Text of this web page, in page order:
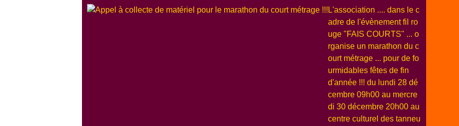
L'association .... dans le c
adre de l'évènement fil ro
uge "FAIS COURTS" ... o
rganise un marathon du c
ourt métrage ... pour de fo
urmidables fêtes de fin
d'année !!! du lundi 28 dé
cembre 09h00 au mercre
di 30 décembre 20h00 au
centre culturel des tanneu